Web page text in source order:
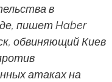
в
пишет Haber
обвиняющий Киев
атаках на